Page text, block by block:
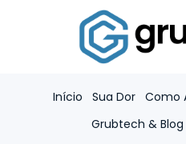
Início Sua Dor Como
Grubtech & Blog